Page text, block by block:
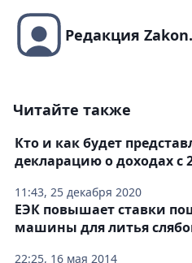
Редакция
Читайте также
11:43, 25 декабря 2020
Кто и как будет
декларацию о доходах с
22:25, 16 мая 2014
ЕЭК повышает ставки
машины для литья